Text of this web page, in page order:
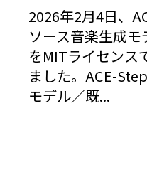
2026年2月4日、
ソース音楽生成モ
をMITライセンス
ました。ACE-
モデル／既...